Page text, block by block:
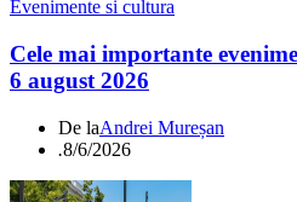
Evenimente si cultura
Cele mai importante
6 august 2026
De laAndrei Mureșan
.8/6/2026